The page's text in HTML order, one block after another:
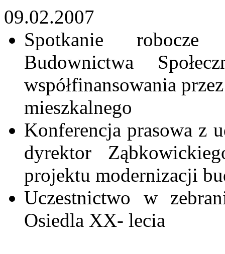
09.02.2007
Spotkanie
Budownictwa
współfinansowania
mieszkalnego
Konferencja prasowa z
dyrektor
projektu modernizacji
Uczestnictwo w
Osiedla XX- lecia